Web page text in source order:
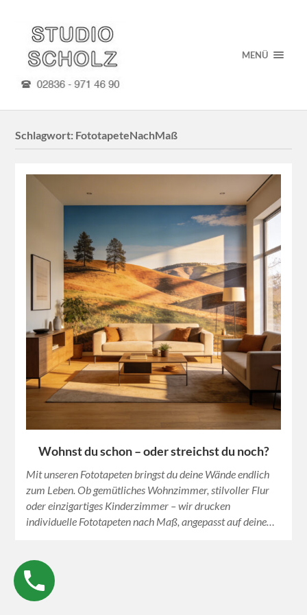
MENÜ
Schlagwort: FototapeteNachMaß
Wohnst du schon – oder streichst du noch?
Mit unseren Fototapeten bringst du deine Wände endlich
zum Leben. Ob gemütliches Wohnzimmer, stilvoller Flur
oder einzigartiges Kinderzimmer – wir drucken
individuelle Fototapeten nach Maß, angepasst auf deine…